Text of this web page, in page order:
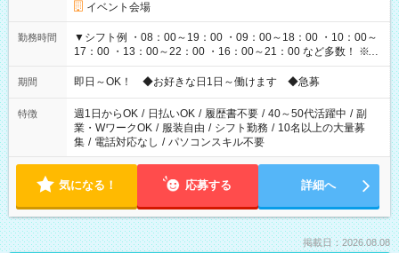
イベント会場
勤務時間
▼シフト例 ・08：00～19：00 ・09：00～18：00 ・10：00～
17：00 ・13：00～22：00 ・16：00～21：00 など多数！ ※お
仕事により勤務時間が異なります
期間 即日～OK！ ◆お好きな日1日～働けます ◆急募
特徴 週1日からOK / 日払いOK / 履歴書不要 / 40～50代活躍中 / 副
業・WワークOK / 服装自由 / シフト勤務 / 10名以上の大量募
集 / 電話対応なし / パソコンスキル不要
気になる！ 応募する 詳細へ
掲載日：2026.08.08